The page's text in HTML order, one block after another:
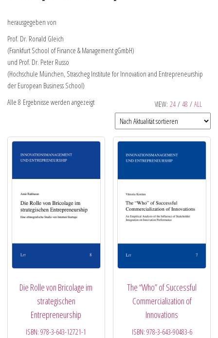
herausgegeben von
Prof. Dr. Ronald Gleich
(Frankfurt School of Finance & Management gGmbH)
und Prof. Dr. Peter Russo
(Hochschule München, Strascheg Institute for Innovation and Entrepreneurship
der European Business School)
VIEW: 24 / 48 / ALL
Alle 8 Ergebnisse werden angezeigt
Die Rolle von Bricolage im
strategischen
Entrepreneurship
ISBN:978-3-643-12721-1
The “Who” of Successful
Commercialization of
Innovations
ISBN: 978-3-643-90483-6